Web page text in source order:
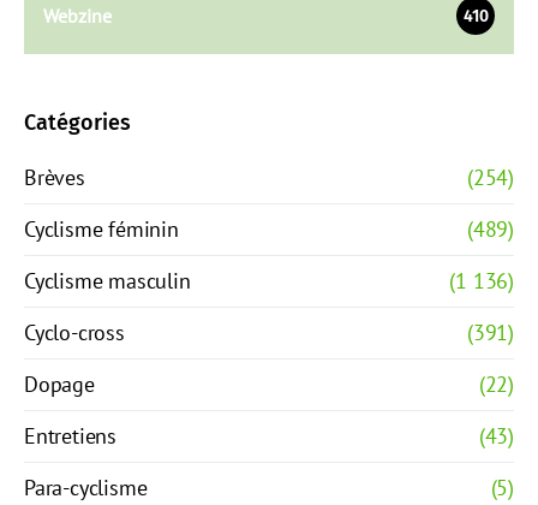
Webzine 410
Catégories
Brèves
(254)
Cyclisme féminin
(489)
Cyclisme masculin
(1 136)
Cyclo-cross
(391)
Dopage
(22)
Entretiens
(43)
Para-cyclisme
(5)